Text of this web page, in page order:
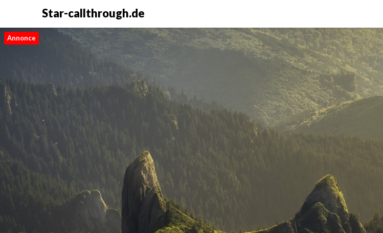
Star-callthrough.de
Annonce